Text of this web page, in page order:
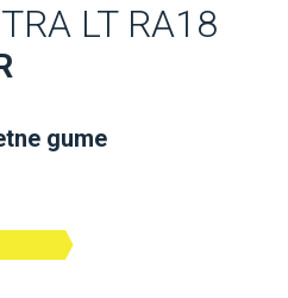
LT RA18
gume